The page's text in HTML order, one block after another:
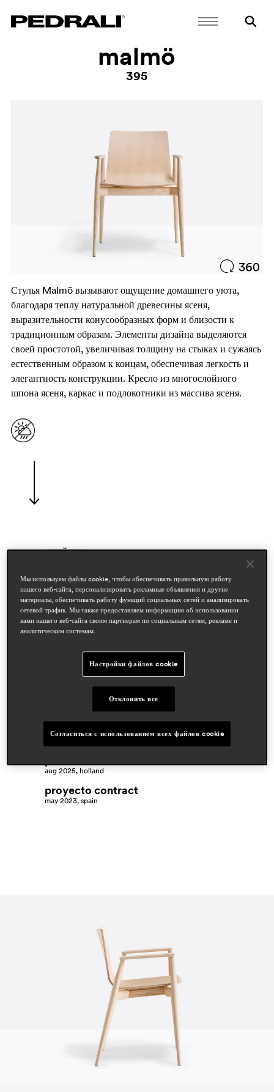
malmö
395
Стулья Malmö вызывают ощущение домашнего уюта,
благодаря теплу натуральной древесины ясеня,
выразительности конусообразных форм и близости к
традиционным образам. Элементы дизайна выделяются
своей простотой, увеличивая толщину на стыках и сужаясь
естественным образом к концам, обеспечивая легкость и
элегантность конструкции. Кресло из многослойного
шпона ясеня, каркас и подлокотники из массива ясеня.
дизайнеры
области
hospitality
residential
domus
aug 2025, holland
proyecto contract
may 2023, spain
Мы используем файлы cookie, чтобы обеспечивать правильную работу
нашего веб-сайта, персонализировать рекламные объявления и другие
материалы, обеспечивать работу функций социальных сетей и анализировать
сетевой трафик. Мы также предоставляем информацию об использовании
вами нашего веб-сайта своим партнерам по социальным сетям, рекламе и
аналитическим системам.
Настройки файлов cookie
Отклонить все
Согласиться с использованием всех файлов cookie